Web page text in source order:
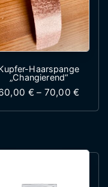
50,00 € bis 105,00 €
mehrere
Haarspange
„Changierend“
€ – 70,00€
Dieses